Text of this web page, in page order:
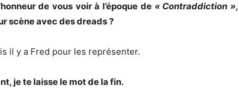
de vous voir à l’époque de « Contraddiction »,
scène avec des dreads ?
il y a Fred pour les représenter.
je te laisse le mot de la fin.